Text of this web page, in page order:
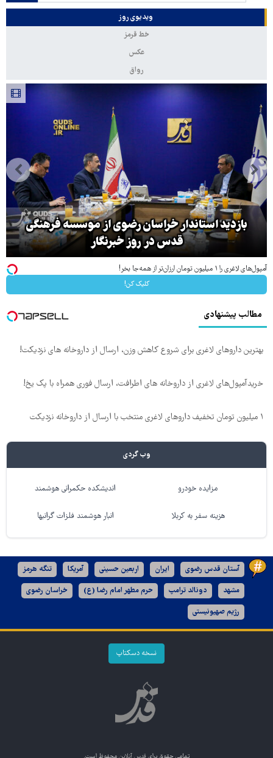
ویدیوی روز
خط قرمز
عکس
رواق
بازدید استاندار خراسان رضوی از موسسه فرهنگی
قدس در روز خبرنگار
آمپول‌های لاغری را ۱ میلیون تومان ارزان‌تر از همه‌جا بخر!
کلیک کن!
مطالب پیشنهادی
بهترین داروهای لاغری برای شروع کاهش وزن، ارسال از داروخانه های نزدیکت!
خریدآمپول‌های لاغری از داروخانه های اطرافت، ارسال فوری همراه با پک یخ!
۱ میلیون تومان تخفیف داروهای لاغری منتخب با ارسال از داروخانه نزدیکت
وب گردی
مزایده خودرو اندیشکده حکمرانی هوشمند
هزینه سفر به کربلا انبار هوشمند فلزات گرانبها
آستان قدس رضوی ایران اربعین حسینی آمریکا تنگه هرمز
مشهد دونالد ترامپ حرم مطهر امام رضا (ع) خراسان رضوی
رژیم صهیونیستی
نسخه دسکتاپ